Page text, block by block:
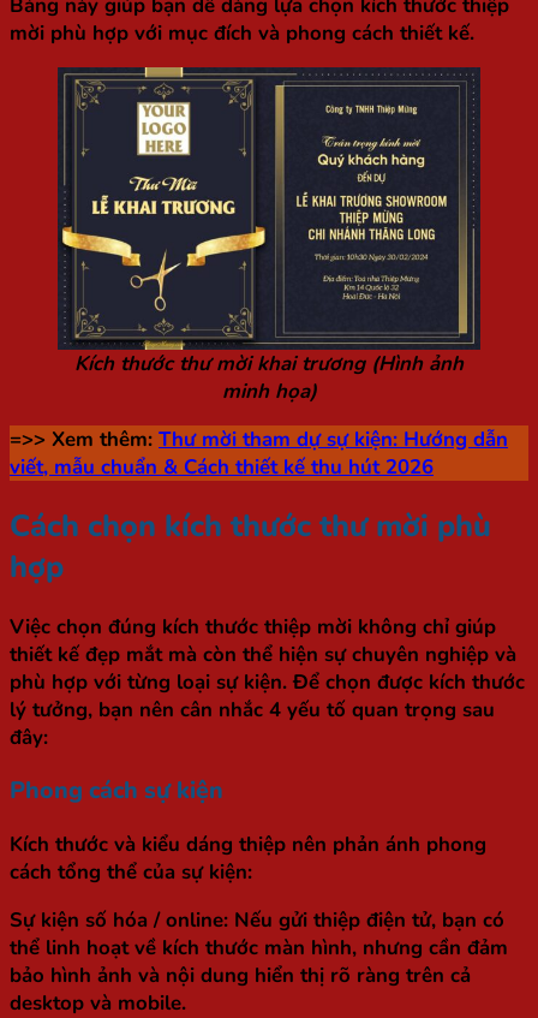
Bảng này giúp bạn dễ dàng lựa chọn kích thước thiệp
mời phù hợp với mục đích và phong cách thiết kế.
Kích thước thư mời khai trương (Hình ảnh
minh họa)
=>> Xem thêm: Thư mời tham dự sự kiện: Hướng dẫn
viết, mẫu chuẩn & Cách thiết kế thu hút 2026
Cách chọn kích thước thư mời phù
hợp
Việc chọn đúng kích thước thiệp mời không chỉ giúp
thiết kế đẹp mắt mà còn thể hiện sự chuyên nghiệp và
phù hợp với từng loại sự kiện. Để chọn được kích thước
lý tưởng, bạn nên cân nhắc 4 yếu tố quan trọng sau
đây:
Phong cách sự kiện
Kích thước và kiểu dáng thiệp nên phản ánh phong
cách tổng thể của sự kiện:
Sự kiện số hóa / online: Nếu gửi thiệp điện tử, bạn có
thể linh hoạt về kích thước màn hình, nhưng cần đảm
bảo hình ảnh và nội dung hiển thị rõ ràng trên cả
desktop và mobile.